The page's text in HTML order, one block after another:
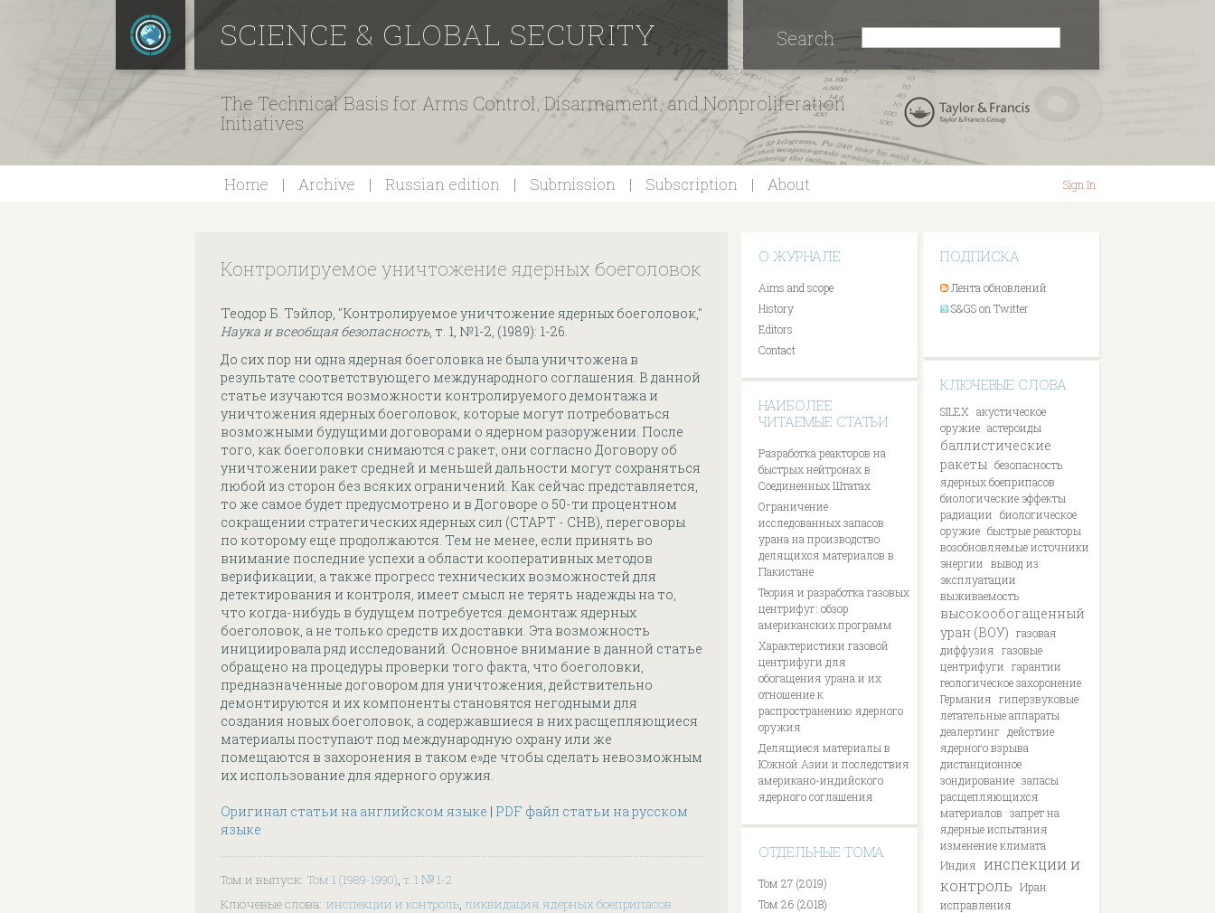
SCIENCE & GLOBAL SECURITY
The Technical Basis for Arms Control, Disarmament, and Nonproliferation
Initiatives
Search
Home Archive Russian edition Submission Subscription About Sign In
Контролируемое уничтожение ядерных боеголовок
Теодор Б. Тэйлор, "Контролируемое уничтожение ядерных боеголовок,"
Наука и всеобщая безопасность, т. 1, №1-2, (1989): 1-26.
До сих пор ни одна ядерная боеголовка не была уничтожена в
результате соответствующего международного соглашения. В данной
статье изучаются возможности контролируемого демонтажа и
уничтожения ядерных боеголовок, которые могут потребоваться
возможными будущими договорами о ядерном разоружении. После
того, как боеголовки снимаются с ракет, они согласно Договору об
уничтожении ракет средней и меньшей дальности могут сохраняться
любой из сторон без всяких ограничений. Как сейчас представляется,
то же самое будет предусмотрено и в Договоре о 50-ти процентном
сокращении стратегических ядерных сил (СТАРТ - СНВ), переговоры
по которому еще продолжаются. Тем не менее, если принять во
внимание последние успехи а области кооперативных методов
верификации, а также прогресс технических возможностей для
детектирования и контроля, имеет смысл не терять надежды на то,
что когда-нибудь в будущем потребуется. демонтаж ядерных
боеголовок, а не только средств их доставки. Эта возможность
инициировала ряд исследований. Основное внимание в данной статье
обращено на процедуры проверки того факта, что боеголовки,
предназначенные договором для уничтожения, действительно
демонтируются и их компоненты становятся негодными для
создания новых боеголовок, а содержавшиеся в них расщепляющиеся
материалы поступают под международную охрану или же
помещаются в захоронения в таком е»де чтобы сделать невозможным
их использование для ядерного оружия.
Оригинал статьи на английском языке | PDF файл статьи на русском
языке
Том и выпуск: Том 1 (1989-1990), т. 1 № 1-2
Ключевые слова: инспекции и контроль, ликвидация ядерных боеприпасов
О ЖУРНАЛЕ
Aims and scope
History
Editors
Contact
НАИБОЛЕЕ
ЧИТАЕМЫЕ СТАТЬИ
Разработка реакторов на
быстрых нейтронах в
Соединенных Штатах
Ограничение
исследованных запасов
урана на производство
делящихся материалов в
Пакистане
Теория и разработка газовых
центрифуг: обзор
американских программ
Характеристики газовой
центрифуги для
обогащения урана и их
отношение к
распространению ядерного
оружия
Делящиеся материалы в
Южной Азии и последствия
американо-индийского
ядерного соглашения
ОТДЕЛЬНЫЕ ТОМА
Том 27 (2019)
Том 26 (2018)
ПОДПИСКА
Лента обновлений
S&GS on Twitter
КЛЮЧЕВЫЕ СЛОВА
SILEX акустическое
оружие астероиды
баллистические
ракеты безопасность
ядерных боеприпасов
биологические эффекты
радиации биологическое
оружие быстрые реакторы
возобновляемые источники
энергии вывод из
эксплуатации
выживаемость
высокообогащенный
уран (ВОУ) газовая
диффузия газовые
центрифуги гарантии
геологическое захоронение
Германия гиперзвуковые
летательные аппараты
деалертинг
действие
ядерного взрыва
дистанционное
зондирование запасы
расщепляющихся
материалов запрет на
ядерные испытания
изменение климата
Индия инспекции и
контроль Иран
исправления